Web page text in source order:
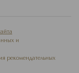
и
рекомендательных